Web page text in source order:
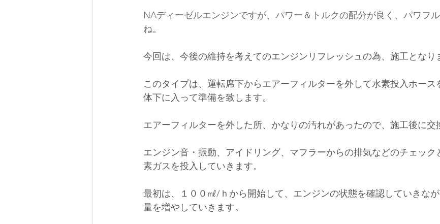
NAディーゼルエンジンですが、パワー＆トルクの配分が良く、パワフ
ね。
今回は、今後の維持を考えてのエンジンリフレッシュの為、施工となり
このタイプは、運転席下からエアーフィルターを外して水素投入ホース
体下に入って準備を致します。
エアーフィルターを外した所、かなりの汚れがあったので、施工後に交
エンジン音・振動、アイドリング、マフラーからの排気などのチェック
素ガスを投入していきます。
最初は、１００㎖/ｈから開始して、エンジンの状態を確認していきな
量を増やしていきます。